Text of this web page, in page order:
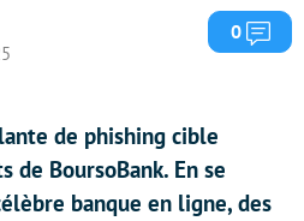
0
de phishing cible
BoursoBank. En se
banque en ligne, des